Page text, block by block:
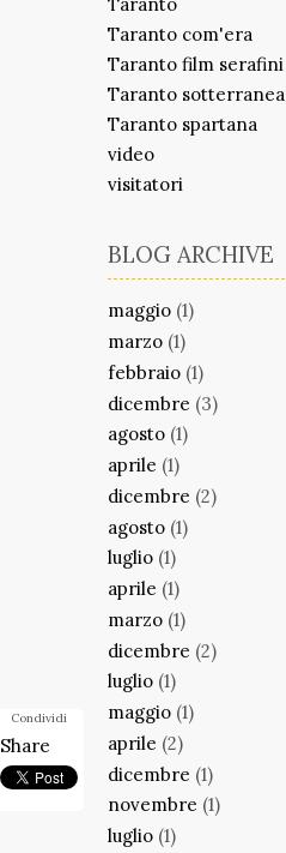
Taranto
Taranto com'era
Taranto film serafini
Taranto sotterranea
Taranto spartana
video
visitatori
BLOG ARCHIVE
maggio (1)
marzo (1)
febbraio (1)
dicembre (3)
agosto (1)
aprile (1)
dicembre (2)
agosto (1)
luglio (1)
aprile (1)
marzo (1)
dicembre (2)
luglio (1)
maggio (1)
aprile (2)
dicembre (1)
novembre (1)
luglio (1)
Condividi
Share